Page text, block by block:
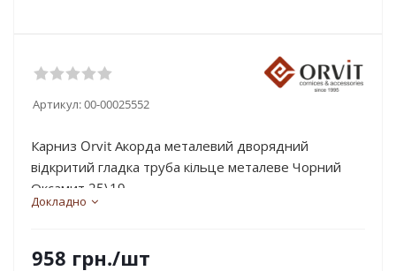
Артикул:00-00025552
Карниз Orvit Акорда металевий дворядний
відкритий гладка труба кільце металеве Чорний
Оксамит 25\19...
Докладно
958 грн./шт